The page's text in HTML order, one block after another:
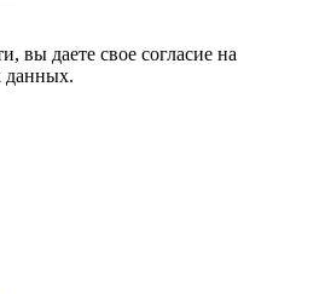
вы даете свое согласие на
данных.